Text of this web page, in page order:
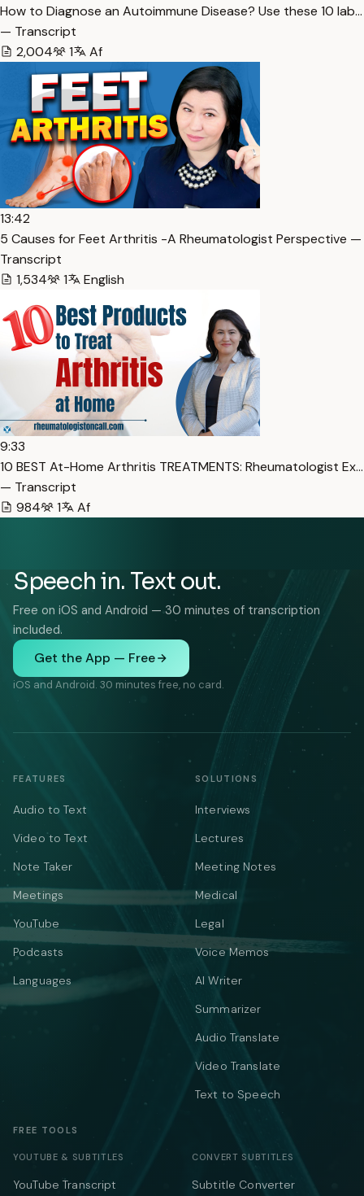
How to Diagnose an Autoimmune Disease? Use these 10 lab…
— Transcript
2,004
1 Af
13:42
5 Causes for Feet Arthritis -A Rheumatologist Perspective —
Transcript
1,534
1 English
9:33
10 BEST At-Home Arthritis TREATMENTS: Rheumatologist Ex…
— Transcript
984
1 Af
Speech in. Text out.
Free on iOS and Android — 30 minutes of transcription
included.
Get the App — Free
iOS and Android. 30 minutes free, no card.
FEATURES
Audio to Text
Video to Text
Note Taker
Meetings
YouTube
Podcasts
Languages
SOLUTIONS
Interviews
Lectures
Meeting Notes
Medical
Legal
Voice Memos
AI Writer
Summarizer
Audio Translate
Video Translate
Text to Speech
FREE TOOLS
YOUTUBE & SUBTITLES
YouTube Transcript
CONVERT SUBTITLES
Subtitle Converter